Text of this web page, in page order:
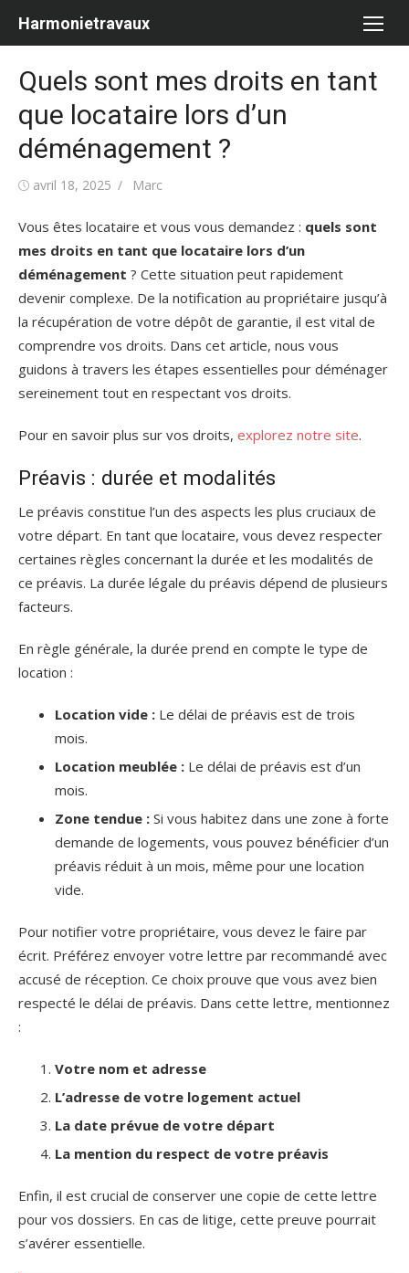
Harmonietravaux
Quels sont mes droits en tant
que locataire lors d’un
déménagement ?
Publiéavril 18, 2025 Auteur/autrice
Marc
Vous êtes locataire et vous vous demandez : quels sont
mes droits en tant que locataire lors d’un
déménagement ? Cette situation peut rapidement
devenir complexe. De la notification au propriétaire jusqu’à
la récupération de votre dépôt de garantie, il est vital de
comprendre vos droits. Dans cet article, nous vous
guidons à travers les étapes essentielles pour déménager
sereinement tout en respectant vos droits.
Pour en savoir plus sur vos droits, explorez notre site.
Préavis : durée et modalités
Le préavis constitue l’un des aspects les plus cruciaux de
votre départ. En tant que locataire, vous devez respecter
certaines règles concernant la durée et les modalités de
ce préavis. La durée légale du préavis dépend de plusieurs
facteurs.
En règle générale, la durée prend en compte le type de
location :
Location vide : Le délai de préavis est de trois
mois.
Location meublée : Le délai de préavis est d’un
mois.
Zone tendue : Si vous habitez dans une zone à forte
demande de logements, vous pouvez bénéficier d’un
préavis réduit à un mois, même pour une location
vide.
Pour notifier votre propriétaire, vous devez le faire par
écrit. Préférez envoyer votre lettre par recommandé avec
accusé de réception. Ce choix prouve que vous avez bien
respecté le délai de préavis. Dans cette lettre, mentionnez
:
Votre nom et adresse
L’adresse de votre logement actuel
La date prévue de votre départ
La mention du respect de votre préavis
Enfin, il est crucial de conserver une copie de cette lettre
pour vos dossiers. En cas de litige, cette preuve pourrait
s’avérer essentielle.